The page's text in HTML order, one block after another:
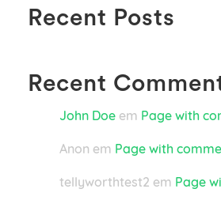
Recent Posts
Recent
John Doe em Page with
Anon em Page with
tellyworthtest2 em Page